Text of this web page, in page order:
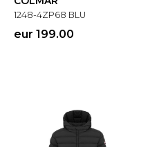
1248-4ZP68 BLU
eur 199.00